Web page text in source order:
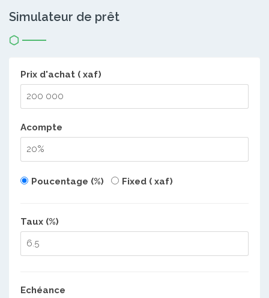
Simulateur de prêt
Prix d'achat ( xaf)
Acompte
Poucentage (%) Fixed ( xaf)
Taux (%)
Echéance